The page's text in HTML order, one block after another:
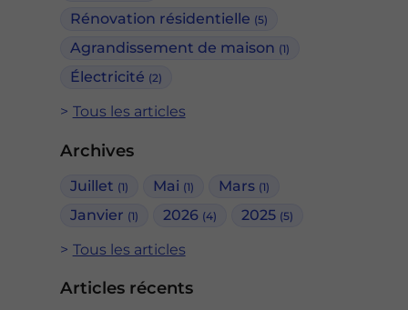
Rénovation résidentielle (5)
Agrandissement de maison (1)
Électricité (2)
Tous les articles
Archives
Juillet (1) Mai (1) Mars (1)
Janvier (1) 2026 (4) 2025 (5)
Tous les articles
Articles récents